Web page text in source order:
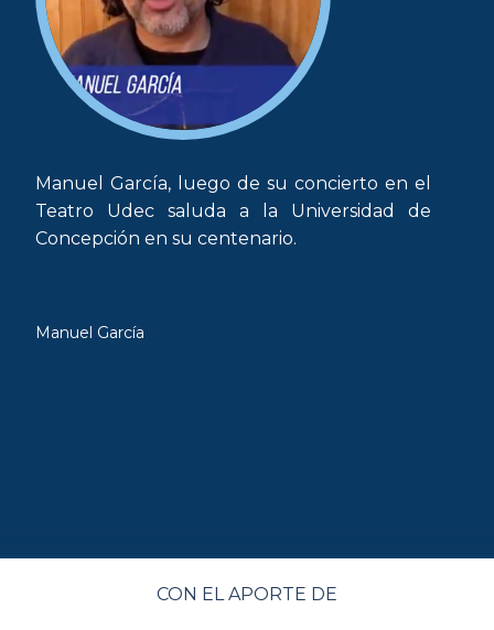
Manuel García, luego de su concierto en el
Teatro Udec saluda a la Universidad de
Concepción en su centenario.
Manuel García
CON EL APORTE DE